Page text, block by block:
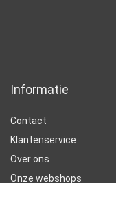
Informatie
Contact
Klantenservice
Over ons
Onze webshops